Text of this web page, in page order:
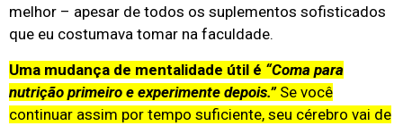
melhor – apesar de todos os suplementos sofisticados
que eu costumava tomar na faculdade.
Uma mudança de mentalidade útil é “Coma para
nutrição primeiro e experimente depois.” Se você
continuar assim por tempo suficiente, seu cérebro vai de